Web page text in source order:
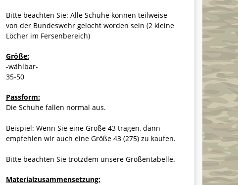
Bitte beachten Sie: Alle Schuhe können teilweise
von der Bundeswehr gelocht worden sein (2 kleine
Löcher im Fersenbereich)
Größe:
-wählbar-
35-50
Passform:
Die Schuhe fallen normal aus.
Beispiel: Wenn Sie eine Größe 43 tragen, dann
empfehlen wir auch eine Größe 43 (275) zu kaufen.
Bitte beachten Sie trotzdem unsere Größentabelle.
Materialzusammensetzung: